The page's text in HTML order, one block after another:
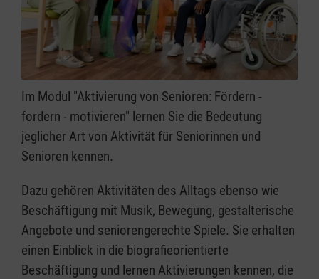
Im Modul "Aktivierung von Senioren: Fördern -
fordern - motivieren" lernen Sie die Bedeutung
jeglicher Art von Aktivität für Seniorinnen und
Senioren kennen.
Dazu gehören Aktivitäten des Alltags ebenso wie
Beschäftigung mit Musik, Bewegung, gestalterische
Angebote und seniorengerechte Spiele. Sie erhalten
einen Einblick in die biografieorientierte
Beschäftigung und lernen Aktivierungen kennen, die